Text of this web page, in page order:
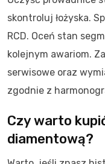
skontroluj łożyska.
RCD. Oceń stan
kolejnym awariom.
serwisowe oraz
zgodnie z
Czy warto
diamentową?